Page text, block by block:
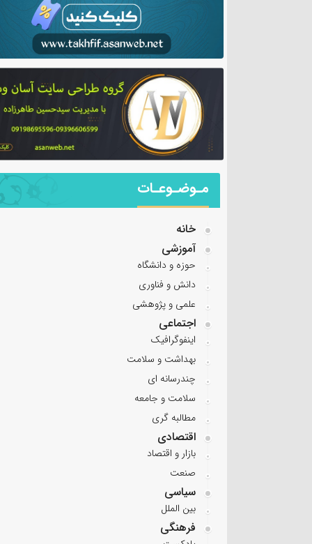
مـوضـوعـات
خانه
آموزشی
حوزه و دانشگاه
دانش و فناوری
علمی و پژوهشی
اجتماعی
اینفوگرافیک
بهداشت و سلامت
چندرسانه ای
سلامت و جامعه
مطالبه گری
اقتصادی
بازار و اقتصاد
صنعت
سیاسی
بین الملل
فرهنگی